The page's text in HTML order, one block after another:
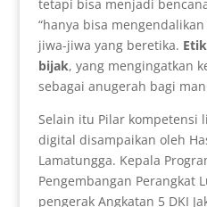
tetapi bisa menjadi
“hanya bisa
jiwa-jiwa yang beretika.
bijak, yang mengingatkan
sebagai anugerah bagi
Selain itu Pilar kompetensi
digital disampaikan oleh
Lamatungga. Kepala
Pengembangan Perangkat
pengerak Angkatan 5 DKI